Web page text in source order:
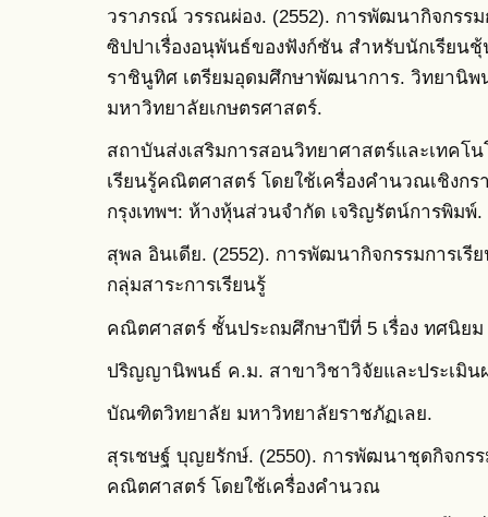
วราภรณ์ วรรณผ่อง. (2552). การพัฒนากิจกรร
ซิปปาเรื่องอนุพันธ์ของฟังก์ชัน สำหรับนักเรียน
ราชินูทิศ เตรียมอุดมศึกษาพัฒนาการ. วิทยานิ
มหาวิทยาลัยเกษตรศาสตร์.
สถาบันส่งเสริมการสอนวิทยาศาสตร์และเทคโ
เรียนรู้คณิตศาสตร์ โดยใช้เครื่องคำนวณเชิงก
กรุงเทพฯ: ห้างหุ้นส่วนจำกัด เจริญรัตน์การพิมพ์.
สุพล อินเดีย. (2552). การพัฒนากิจกรรมการเ
กลุ่มสาระการเรียนรู้
คณิตศาสตร์ ชั้นประถมศึกษาปีที่ 5 เรื่อง ทศนิย
ปริญญานิพนธ์ ค.ม. สาขาวิชาวิจัยและประเมิน
บัณฑิตวิทยาลัย มหาวิทยาลัยราชภัฏเลย.
สุรเชษฐ์ บุญยรักษ์. (2550). การพัฒนาชุดกิจกร
คณิตศาสตร์ โดยใช้เครื่องคำนวณ